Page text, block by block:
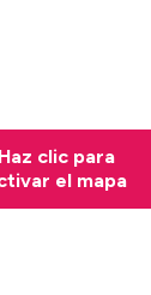
Haz clic para
el mapa